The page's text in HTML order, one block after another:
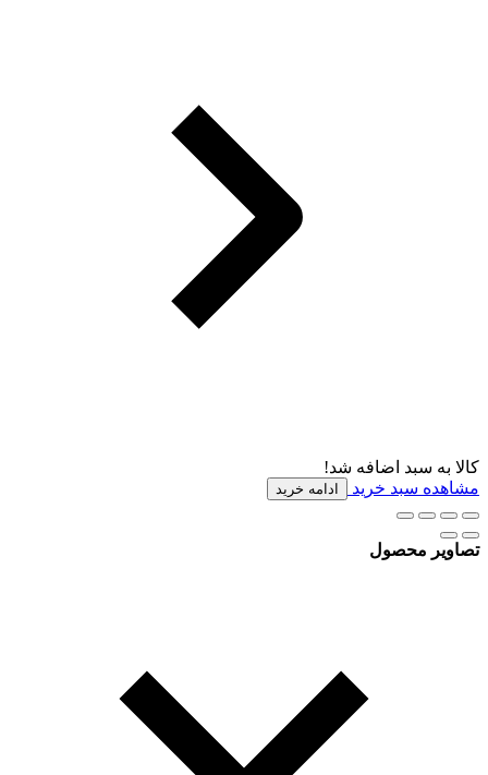
کالا به سبد اضافه شد!
مشاهده سبد خرید
ادامه خرید
تصاویر محصول